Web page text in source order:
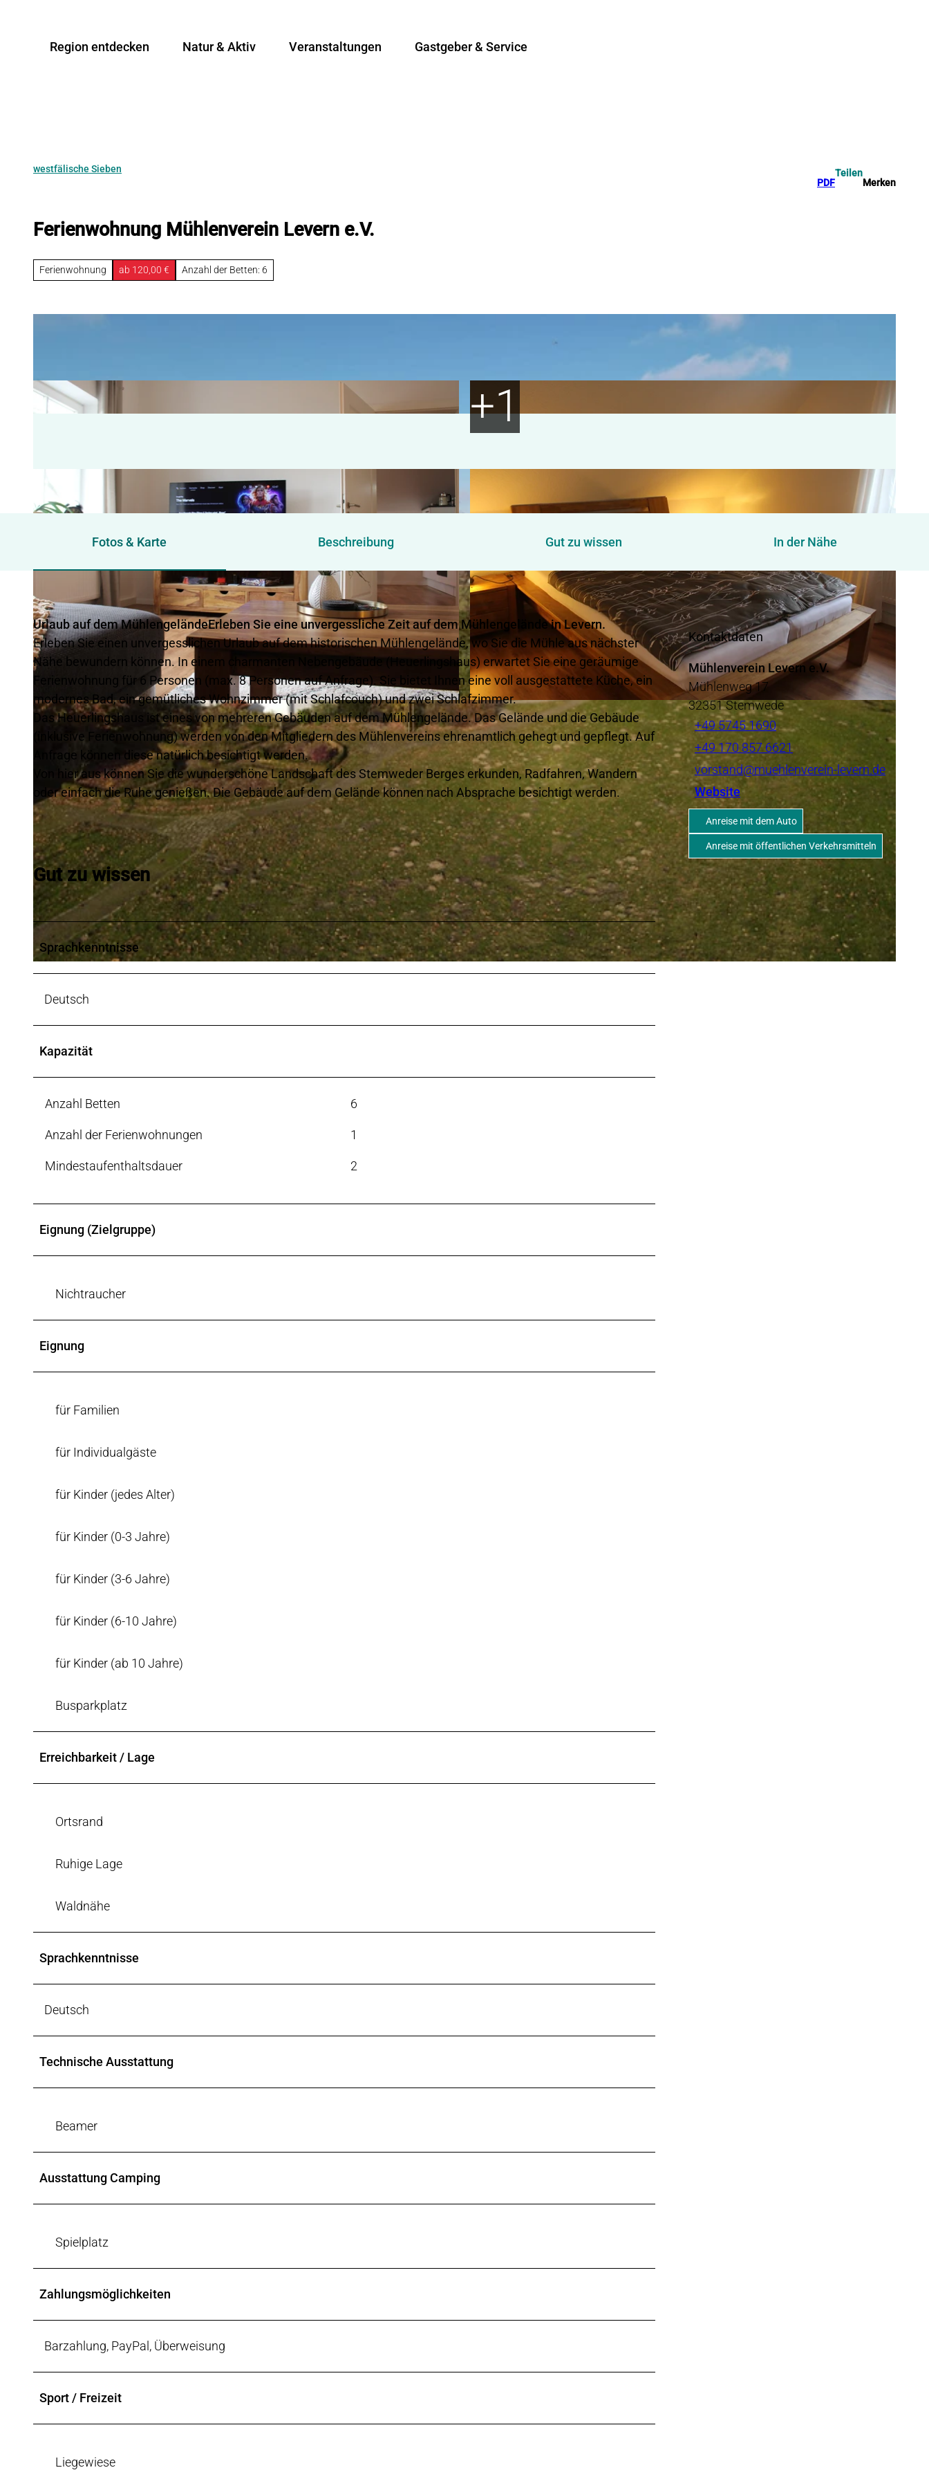
Region entdecken Natur & Aktiv Veranstaltungen Gastgeber & Service
westfälische Sieben
PDF
Teilen
Merken
Ferienwohnung Mühlenverein Levern e.V.
Ferienwohnung ab 120,00 € Anzahl der Betten: 6
© Mühlenverein Levern e.V. | CC-BY © Mühlenverein Levern e.V. |
Fotos & Karte Beschreibung Gut zu wissen In der Nähe
Urlaub auf dem MühlengeländeErleben Sie eine unvergessliche Zeit auf dem Mühlengelände in Levern.
Erleben Sie einen unvergesslichen Urlaub auf dem historischen Mühlengelände, wo Sie die Mühle aus nächster
Nähe bewundern können. In einem charmanten Nebengebäude (Heuerlingshaus) erwartet Sie eine geräumige
Ferienwohnung für 6 Personen (max. 8 Personen auf Anfrage). Sie bietet Ihnen eine voll ausgestattete Küche, ein
modernes Bad, ein gemütliches Wohnzimmer (mit Schlafcouch) und zwei Schlafzimmer.
Das Heuerlingshaus ist eines von mehreren Gebäuden auf dem Mühlengelände. Das Gelände und die Gebäude
(inklusive Ferienwohnung) werden von den Mitgliedern des Mühlenvereins ehrenamtlich gehegt und gepflegt. Auf
Anfrage können diese natürlich besichtigt werden.
Von hier aus können Sie die wunderschöne Landschaft des Stemweder Berges erkunden, Radfahren, Wandern
oder einfach die Ruhe genießen. Die Gebäude auf dem Gelände können nach Absprache besichtigt werden.
Gut zu wissen
Sprachkenntnisse
Deutsch
Kapazität
Anzahl Betten 6
Anzahl der Ferienwohnungen 1
Mindestaufenthaltsdauer 2
Eignung (Zielgruppe)
Nichtraucher
Eignung
für Familien
für Individualgäste
für Kinder (jedes Alter)
für Kinder (0-3 Jahre)
für Kinder (3-6 Jahre)
für Kinder (6-10 Jahre)
für Kinder (ab 10 Jahre)
Busparkplatz
Erreichbarkeit / Lage
Ortsrand
Ruhige Lage
Waldnähe
Sprachkenntnisse
Deutsch
Technische Ausstattung
Beamer
Ausstattung Camping
Spielplatz
Zahlungsmöglichkeiten
Barzahlung, PayPal, Überweisung
Sport / Freizeit
Liegewiese
Kontaktdaten
Mühlenverein Levern e.V.
Mühlenweg 17
32351Stemwede
+49 5745 1690
+49 170 857 6621
vorstand@muehlenverein-levern.de
Website
Anreise mit dem Auto
Anreise mit öffentlichen Verkehrsmitteln